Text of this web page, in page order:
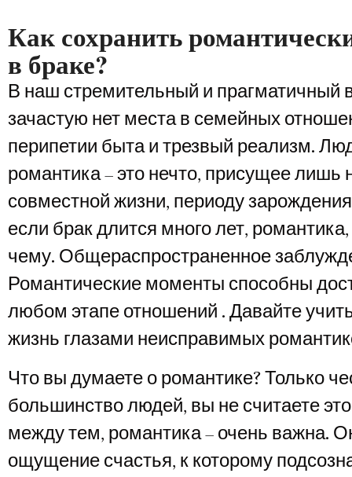
Как сохранить
в браке?
В наш стремительный и прагматичный
зачастую нет места в семейных
перипетии быта и трезвый реализм.
романтика – это нечто, присущее лишь
совместной жизни, периоду
если брак длится много лет,
чему. Общераспространенное
Романтические моменты способны
любом этапе отношений . Давайте
жизнь глазами неисправимых
Что вы думаете о романтике? Только
большинство людей, вы не считаете
между тем, романтика – очень важна.
ощущение счастья, к которому